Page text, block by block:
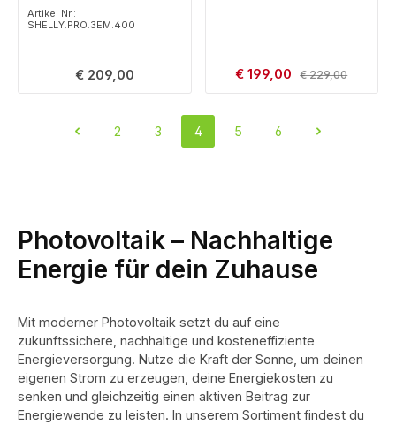
Artikel Nr.:
SHELLY.PRO.3EM.400
Regulärer Preis:
€ 209,00 Verkaufspreis:
€ 199,00 Regulärer Preis:
€ 229,00
Seite
2
Seite
3
Seite
4
Seite
5
Seite
6
Photovoltaik – Nachhaltige
Energie für dein Zuhause
Mit moderner Photovoltaik setzt du auf eine
zukunftssichere, nachhaltige und kosteneffiziente
Energieversorgung. Nutze die Kraft der Sonne, um deinen
eigenen Strom zu erzeugen, deine Energiekosten zu
senken und gleichzeitig einen aktiven Beitrag zur
Energiewende zu leisten. In unserem Sortiment findest du